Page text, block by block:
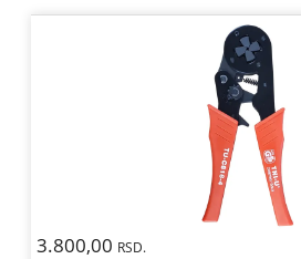
3.800,00 RSD.